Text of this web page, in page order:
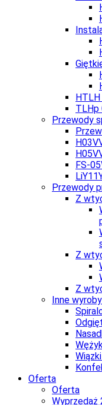
TLHp
Przewody
FS-
Przewody
Z
Z
Z
Inne
Oferta
Oferta
Wyprzedaż